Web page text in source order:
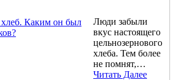
Люди забыли
вкус настоящего
цельнозернового
хлеба. Тем более
не помнят,…
Читать Далее